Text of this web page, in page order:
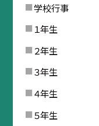
学校行事
１年生
２年生
３年生
４年生
５年生